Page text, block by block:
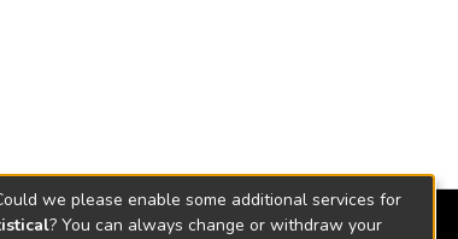
we please enable some additional services for
? You can always change or withdraw your